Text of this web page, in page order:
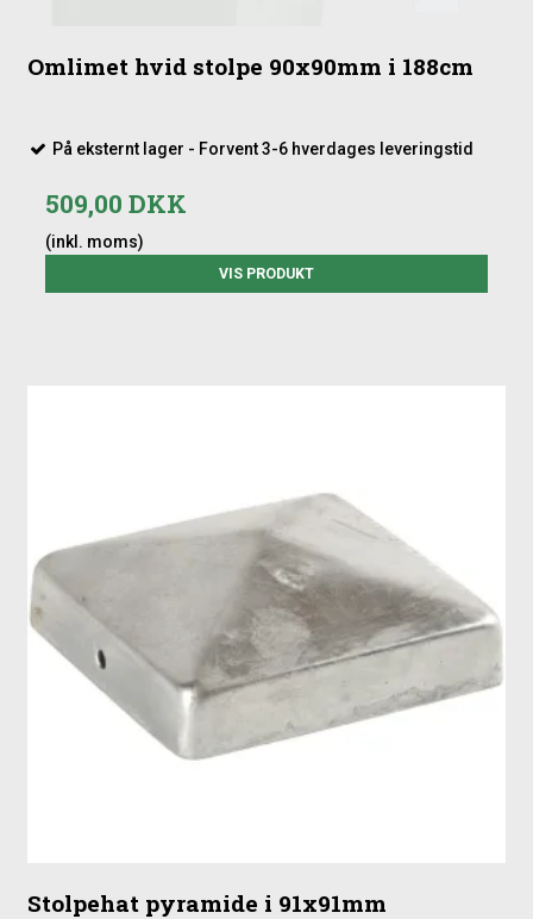
Omlimet hvid stolpe 90x90mm i 188cm
På eksternt lager - Forvent 3-6 hverdages leveringstid
509,00 DKK
(inkl. moms)
VIS PRODUKT
Stolpehat pyramide i 91x91mm